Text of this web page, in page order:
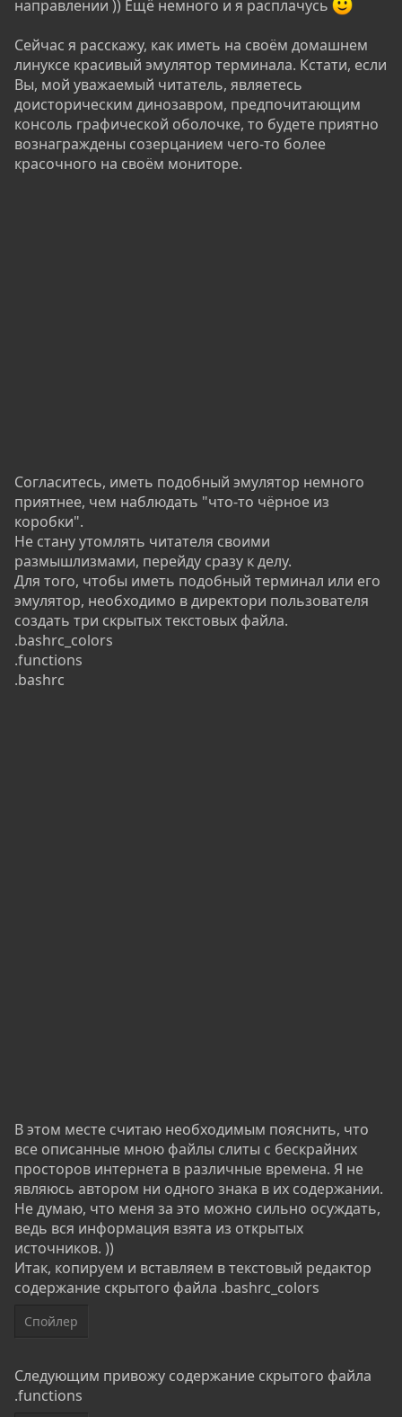
направлении )) Ещё немного и я расплачусь
Сейчас я расскажу, как иметь на своём домашнем
линуксе красивый эмулятор терминала. Кстати, если
Вы, мой уважаемый читатель, являетесь
доисторическим динозавром, предпочитающим
консоль графической оболочке, то будете приятно
вознаграждены созерцанием чего-то более
красочного на своём мониторе.
Согласитесь, иметь подобный эмулятор немного
приятнее, чем наблюдать "что-то чёрное из
коробки".
Не стану утомлять читателя своими
размышлизмами, перейду сразу к делу.
Для того, чтобы иметь подобный терминал или его
эмулятор, необходимо в директори пользователя
создать три скрытых текстовых файла.
.bashrc_colors
.functions
.bashrc
В этом месте считаю необходимым пояснить, что
все описанные мною файлы слиты с бескрайних
просторов интернета в различные времена. Я не
являюсь автором ни одного знака в их содержании.
Не думаю, что меня за это можно сильно осуждать,
ведь вся информация взята из открытых
источников. ))
Итак, копируем и вставляем в текстовый редактор
содержание скрытого файла .bashrc_colors
Спойлер
Следующим привожу содержание скрытого файла
.functions